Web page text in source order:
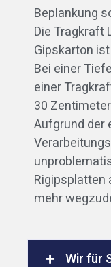
Beplankung
Die Tragkraft
Gipskarton
Bei einer
einer
30
Aufgrund der
Rigipsplatten
mehr
Wir für